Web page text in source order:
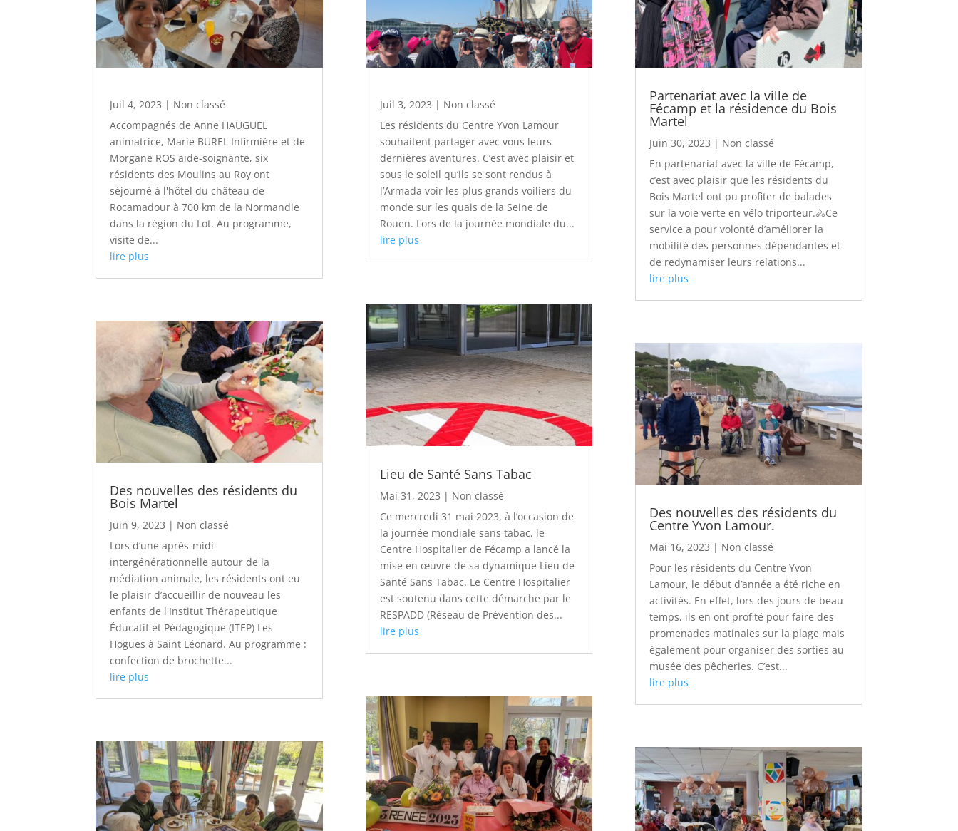
Juil 4, 2023 | Non classé
Accompagnés de Anne HAUGUEL
animatrice, Marie BUREL Infirmière et de
Morgane ROS aide-soignante, six
résidents des Moulins au Roy ont
séjourné à l'hôtel du château de
Rocamadour à 700 km de la Normandie
dans la région du Lot. Au programme,
visite de...
lire plus
Des nouvelles des résidents du
Bois Martel
Juin 9, 2023 | Non classé
Lors d’une après-midi
intergénérationnelle autour de la
médiation animale, les résidents ont eu
le plaisir d’accueillir de nouveau les
enfants de l'Institut Thérapeutique
Éducatif et Pédagogique (ITEP) Les
Hogues à Saint Léonard. Au programme :
confection de brochette...
lire plus
Juil 3, 2023 | Non classé
Les résidents du Centre Yvon Lamour
souhaitent partager avec vous leurs
dernières aventures. C’est avec plaisir et
sous le soleil qu’ils se sont rendus à
l’Armada voir les plus grands voiliers du
monde sur les quais de la Seine de
Rouen. Lors de la journée mondiale du...
lire plus
Lieu de Santé Sans Tabac
Mai 31, 2023 | Non classé
Ce mercredi 31 mai 2023, à l’occasion de
la journée mondiale sans tabac, le
Centre Hospitalier de Fécamp a lancé la
mise en œuvre de sa dynamique Lieu de
Santé Sans Tabac. Le Centre Hospitalier
est soutenu dans cette démarche par le
RESPADD (Réseau de Prévention des...
lire plus
Partenariat avec la ville de
Fécamp et la résidence du Bois
Martel
Juin 30, 2023 | Non classé
En partenariat avec la ville de Fécamp,
c’est avec plaisir que les résidents du
Bois Martel ont pu profiter de balades
sur la voie verte en vélo triporteur.🚴Ce
service a pour volonté d’améliorer la
mobilité des personnes dépendantes et
de redynamiser leurs relations...
lire plus
Des nouvelles des résidents du
Centre Yvon Lamour.
Mai 16, 2023 | Non classé
Pour les résidents du Centre Yvon
Lamour, le début d’année a été riche en
activités. En effet, lors des jours de beau
temps, ils en ont profité pour faire des
promenades matinales sur la plage mais
également pour organiser des sorties au
musée des pêcheries. C’est...
lire plus